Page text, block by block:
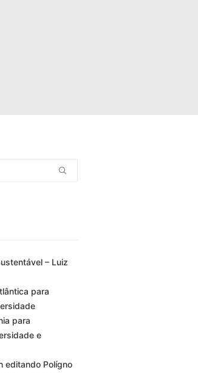
– Luiz
para
para
e
editando Polígno